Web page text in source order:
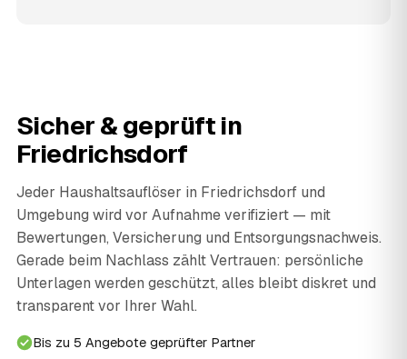
Sicher & geprüft in
Friedrichsdorf
Jeder Haushaltsauflöser in Friedrichsdorf und
Umgebung wird vor Aufnahme verifiziert — mit
Bewertungen, Versicherung und Entsorgungsnachweis.
Gerade beim Nachlass zählt Vertrauen: persönliche
Unterlagen werden geschützt, alles bleibt diskret und
transparent vor Ihrer Wahl.
Bis zu 5 Angebote geprüfter Partner